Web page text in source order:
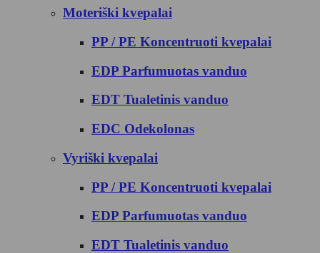
Moteriški kvepalai
PP / PE Koncentruoti kvepalai
EDP Parfumuotas vanduo
EDT Tualetinis vanduo
EDC Odekolonas
Vyriški kvepalai
PP / PE Koncentruoti kvepalai
EDP Parfumuotas vanduo
EDT Tualetinis vanduo